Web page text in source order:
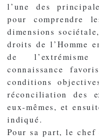
l’une des
pour comprendre
dimensions
droits de l’Homme
de
connaissance
conditions
réconciliation des
eux-mêmes, et
indiqué.
Pour sa part, le